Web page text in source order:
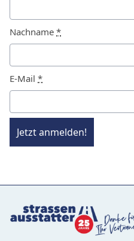
Nachname *
E-Mail *
Jetzt anmelden!